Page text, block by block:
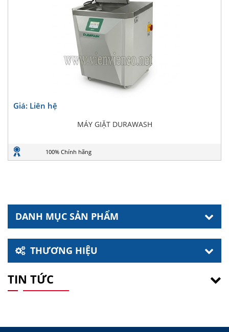
Giá: Liên hệ
MÁY GIẶT DURAWASH
100% Chính hãng
DANH MỤC SẢN PHẨM
THƯƠNG HIỆU
TIN TỨC